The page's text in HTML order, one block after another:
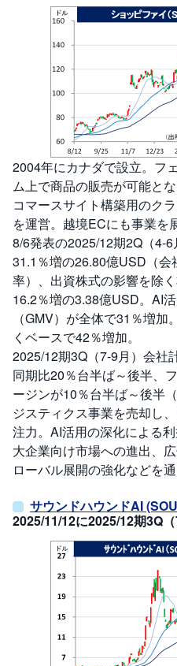
2004年にカナダで設立。フ
ム上で商品の販売が可能と
コマースサイト構築用のク
を運営。越境ECにも事業を
8/6発表の2025/12期2Q（4-
31.1％増の26.80億USD（会
率）、出資株式の影響を除
16.2％増の3.38億USD。AI
（GMV）が全体で31％増
くベースで42％増加。
2025/12期3Q（7-9月）会社
同期比20％台半ば～後半、
ージンが10％台半ば～後半
ジスティクス事業を売却し
注力。AI活用の深化による
大企業向け市場への進出、
ローバル展開の強化などを
サウンドハウンドAI
2025/11/12に2025/12期3Q